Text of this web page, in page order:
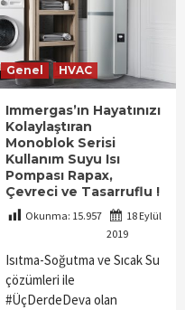
Genel HVAC
Immergas’ın Hayatınızı
Kolaylaştıran
Monoblok Serisi
Kullanım Suyu Isı
Pompası Rapax,
Çevreci ve Tasarruflu !
Okunma: 15.957
18 Eylül
2019
Isıtma-Soğutma ve Sıcak Su
çözümleri ile
#ÜçDerdeDeva olan